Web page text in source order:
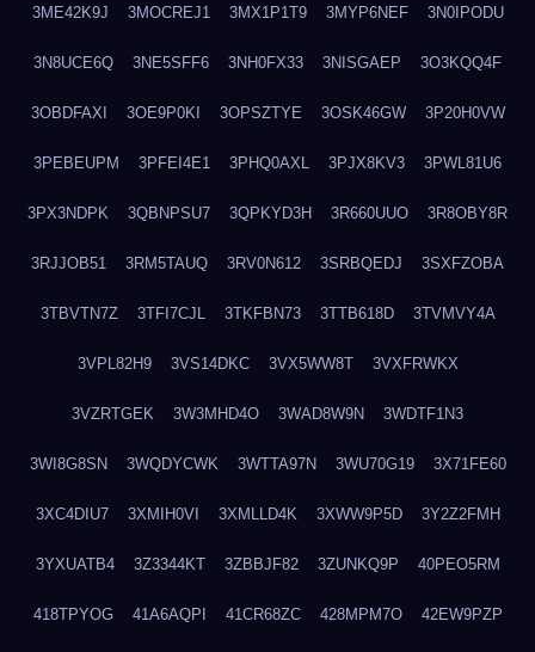
3ME42K9J 3MOCREJ1 3MX1P1T9 3MYP6NEF 3N0IPODU
3N8UCE6Q 3NE5SFF6 3NH0FX33 3NISGAEP 3O3KQQ4F
3OBDFAXI 3OE9P0KI 3OPSZTYE 3OSK46GW 3P20H0VW
3PEBEUPM 3PFEI4E1 3PHQ0AXL 3PJX8KV3 3PWL81U6
3PX3NDPK 3QBNPSU7 3QPKYD3H 3R660UUO 3R8OBY8R
3RJJOB51 3RM5TAUQ 3RV0N612 3SRBQEDJ 3SXFZOBA
3TBVTN7Z 3TFI7CJL 3TKFBN73 3TTB618D 3TVMVY4A
3VPL82H9 3VS14DKC 3VX5WW8T 3VXFRWKX
3VZRTGEK 3W3MHD4O 3WAD8W9N 3WDTF1N3
3WI8G8SN 3WQDYCWK 3WTTA97N 3WU70G19 3X71FE60
3XC4DIU7 3XMIH0VI 3XMLLD4K 3XWW9P5D 3Y2Z2FMH
3YXUATB4 3Z3344KT 3ZBBJF82 3ZUNKQ9P 40PEO5RM
418TPYOG 41A6AQPI 41CR68ZC 428MPM7O 42EW9PZP